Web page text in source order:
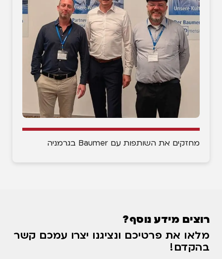
מחזקים את השותפות עם Baumer בגרמניה
רוצים מידע נוסף?
מלאו את פרטיכם ונציגנו יצרו עמכם קשר
בהקדם!